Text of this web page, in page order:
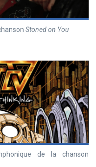
Stoned on You
de la chanson